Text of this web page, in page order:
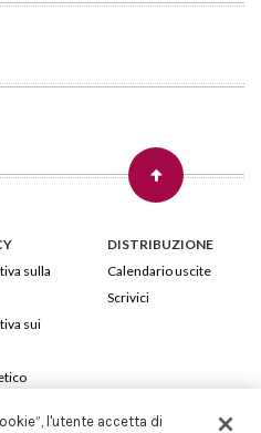
sulla
sui
DISTRIBUZIONE
Calendario uscite
Scrivici
l'utente accetta di